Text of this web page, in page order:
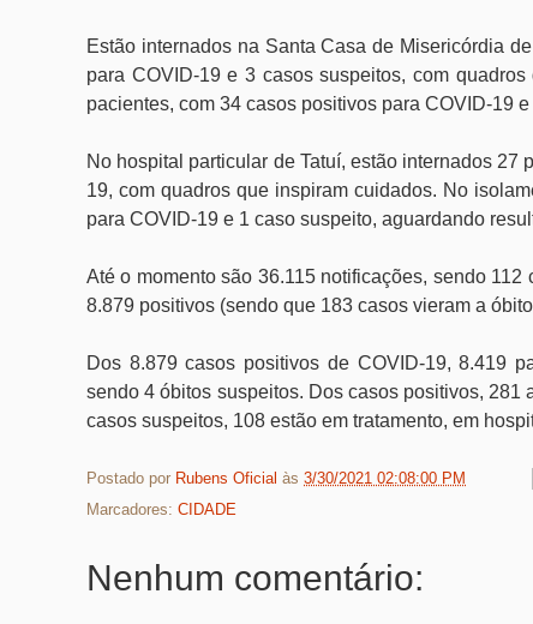
Estão internados na Santa Casa de Misericórdia
para COVID-19 e 3 casos suspeitos, com
pacientes, com 34 casos positivos para COVID-19
No hospital particular de Tatuí, estão internados
19, com quadros que inspiram cuidados. No
para COVID-19 e 1 caso suspeito, aguardando
Até o momento são 36.115 notificações, sendo
8.879 positivos (sendo que 183 casos vieram a
Dos 8.879 casos positivos de COVID-19, 8.419
sendo 4 óbitos suspeitos. Dos casos positivos, 281
casos suspeitos, 108 estão em tratamento, em
Postado por Rubens Oficial às 3/30/2021 02:08:00 PM
Marcadores: CIDADE
Nenhum comentário: